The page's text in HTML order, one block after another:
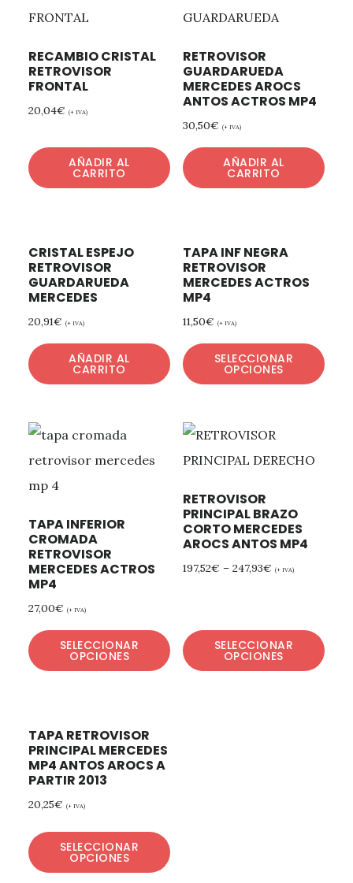
RECAMBIO CRISTAL
RETROVISOR
FRONTAL
20,04€ (+ IVA)
AÑADIR AL
CARRITO
RETROVISOR
GUARDARUEDA
MERCEDES AROCS
ANTOS ACTROS MP4
30,50€ (+ IVA)
AÑADIR AL
CARRITO
CRISTAL ESPEJO
RETROVISOR
GUARDARUEDA
MERCEDES
20,91€ (+ IVA)
AÑADIR AL
CARRITO
TAPA INF NEGRA
RETROVISOR
MERCEDES ACTROS
MP4
11,50€ (+ IVA)
SELECCIONAR
OPCIONES
TAPA INFERIOR
CROMADA
RETROVISOR
MERCEDES ACTROS
MP4
27,00€ (+ IVA)
SELECCIONAR
OPCIONES
RETROVISOR
PRINCIPAL BRAZO
CORTO MERCEDES
AROCS ANTOS MP4
197,52€ – 247,93€ (+ IVA)
SELECCIONAR
OPCIONES
TAPA RETROVISOR
PRINCIPAL MERCEDES
MP4 ANTOS AROCS A
PARTIR 2013
20,25€ (+ IVA)
SELECCIONAR
OPCIONES